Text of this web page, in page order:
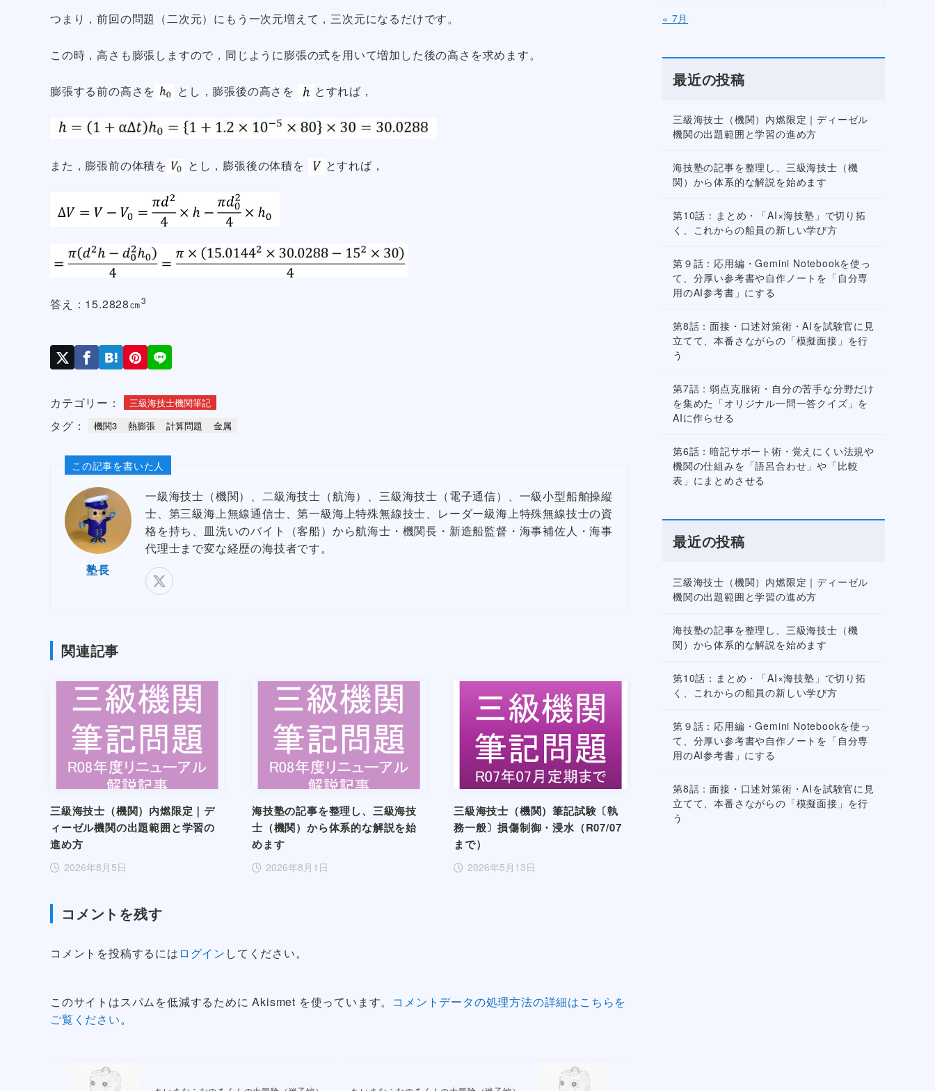
つまり，前回の問題（二次元）にもう一次元増えて，三次元になるだけです。
この時，高さも膨張しますので，同じように膨張の式を用いて増加した後の高さを求めます。
膨張する前の高さを とし，膨張後の高さを とすれば，
また，膨張前の体積を とし，膨張後の体積を とすれば，
答え：15.2828㎝3
カテゴリー： 三級海技士機関筆記
タグ： 機関3 熱膨張 計算問題 金属
この記事を書いた人
塾長
一級海技士（機関）、二級海技士（航海）、三級海技士（電子通信）、一級小型船舶操縦
士、第三級海上無線通信士、第一級海上特殊無線技士、レーダー級海上特殊無線技士の資
格を持ち、皿洗いのバイト（客船）から航海士・機関長・新造船監督・海事補佐人・海事
代理士まで変な経歴の海技者です。
関連記事
三級海技士（機関）内燃限定｜デ
ィーゼル機関の出題範囲と学習の
進め方
2026年8月5日
海技塾の記事を整理し、三級海技
士（機関）から体系的な解説を始
めます
2026年8月1日
三級海技士（機関）筆記試験〔執
務一般〕損傷制御・浸水（R07/07
まで）
2026年5月13日
コメントを残す
コメントを投稿するには ログイン してください。
このサイトはスパムを低減するために Akismet を使っています。 コメントデータの処理方法の詳細はこちらを
ご覧ください。
« 7月
最近の投稿
三級海技士（機関）内燃限定｜ディーゼル
機関の出題範囲と学習の進め方
海技塾の記事を整理し、三級海技士（機
関）から体系的な解説を始めます
第10話：まとめ・「AI×海技塾」で切り拓
く、これからの船員の新しい学び方
第９話：応用編・Gemini Notebookを使っ
て、分厚い参考書や自作ノートを「自分専
用のAI参考書」にする
第8話：面接・口述対策術・AIを試験官に見
立てて、本番さながらの「模擬面接」を行
う
第7話：弱点克服術・自分の苦手な分野だけ
を集めた「オリジナル一問一答クイズ」を
AIに作らせる
第6話：暗記サポート術・覚えにくい法規や
機関の仕組みを「語呂合わせ」や「比較
表」にまとめさせる
最近の投稿
三級海技士（機関）内燃限定｜ディーゼル
機関の出題範囲と学習の進め方
海技塾の記事を整理し、三級海技士（機
関）から体系的な解説を始めます
第10話：まとめ・「AI×海技塾」で切り拓
く、これからの船員の新しい学び方
第９話：応用編・Gemini Notebookを使っ
て、分厚い参考書や自作ノートを「自分専
用のAI参考書」にする
第8話：面接・口述対策術・AIを試験官に見
立てて、本番さながらの「模擬面接」を行
う